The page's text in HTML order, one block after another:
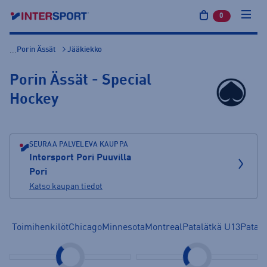
0 tuotetta
... Porin Ässät Jääkiekko
Porin Ässät - Special
Hockey
SEURAA PALVELEVA KAUPPA
Intersport Pori Puuvilla
Pori
Katso kaupan tiedot
ToimihenkilötChicagoMinnesotaMontrealPatalätkä U13